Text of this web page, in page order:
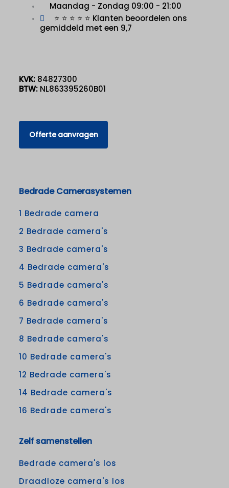
Maandag - Zondag 09:00 - 21:00
⭐ ⭐ ⭐ ⭐ ⭐ Klanten beoordelen ons
gemiddeld met een 9,7
KVK: 84827300
BTW: NL863395260B01
Offerte aanvragen
Bedrade Camerasystemen
1 Bedrade camera
2 Bedrade camera's
3 Bedrade camera's
4 Bedrade camera's
5 Bedrade camera's
6 Bedrade camera's
7 Bedrade camera's
8 Bedrade camera's
10 Bedrade camera's
12 Bedrade camera's
14 Bedrade camera's
16 Bedrade camera's
Zelf samenstellen
Bedrade camera's los
Draadloze camera's los